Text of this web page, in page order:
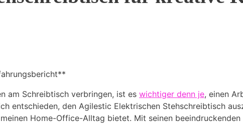
am Schreibtisch verbringen, ist es wichtiger denn je, einen
entschieden, den Agilestic Elektrischen Stehschreibtisch
Home-Office-Alltag bietet. Mit seinen